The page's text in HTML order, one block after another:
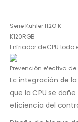
Serie Kühler H2O K
K120RGB
Enfriador de CPU
Prevención efectiva de
La integración de
que la CPU se
eficiencia del